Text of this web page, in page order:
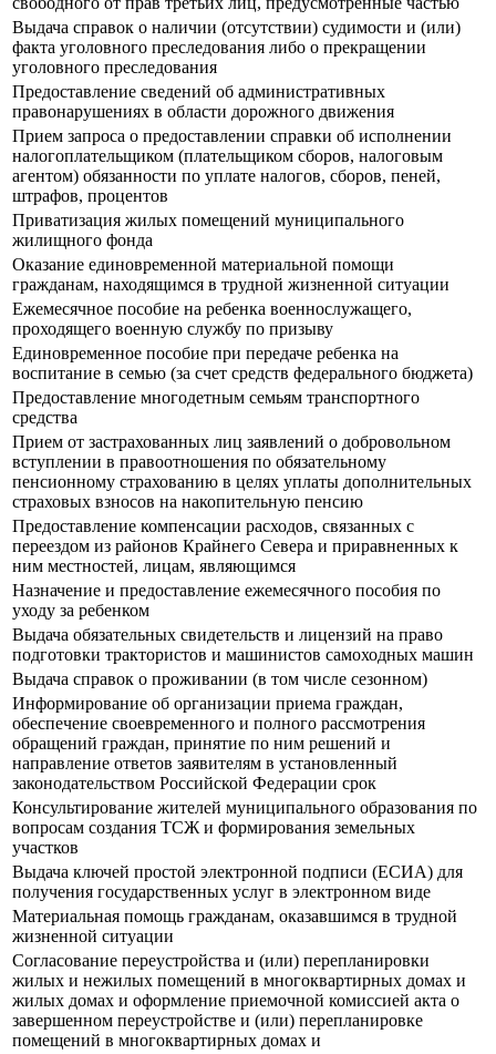
Выдача справок о наличии (отсутствии) судимости и (или)
факта уголовного преследования либо о прекращении
уголовного преследования
Предоставление сведений об административных
правонарушениях в области дорожного движения
Прием запроса о предоставлении справки об исполнении
налогоплательщиком (плательщиком сборов, налоговым
агентом) обязанности по уплате налогов, сборов, пеней,
штрафов, процентов
Приватизация жилых помещений муниципального
жилищного фонда
Оказание единовременной материальной помощи
гражданам, находящимся в трудной жизненной ситуации
Ежемесячное пособие на ребенка военнослужащего,
проходящего военную службу по призыву
Единовременное пособие при передаче ребенка на
воспитание в семью (за счет средств федерального бюджета)
Предоставление многодетным семьям транспортного
средства
Прием от застрахованных лиц заявлений о добровольном
вступлении в правоотношения по обязательному
пенсионному страхованию в целях уплаты дополнительных
страховых взносов на накопительную пенсию
Предоставление компенсации расходов, связанных с
переездом из районов Крайнего Севера и приравненных к
ним местностей, лицам, являющимся
Назначение и предоставление ежемесячного пособия по
уходу за ребенком
Выдача обязательных свидетельств и лицензий на право
подготовки трактористов и машинистов самоходных машин
Выдача справок о проживании (в том числе сезонном)
Информирование об организации приема граждан,
обеспечение своевременного и полного рассмотрения
обращений граждан, принятие по ним решений и
направление ответов заявителям в установленный
законодательством Российской Федерации срок
Консультирование жителей муниципального образования по
вопросам создания ТСЖ и формирования земельных
участков
Выдача ключей простой электронной подписи (ЕСИА) для
получения государственных услуг в электронном виде
Материальная помощь гражданам, оказавшимся в трудной
жизненной ситуации
Согласование переустройства и (или) перепланировки
жилых и нежилых помещений в многоквартирных домах и
жилых домах и оформление приемочной комиссией акта о
завершенном переустройстве и (или) перепланировке
помещений в многоквартирных домах и